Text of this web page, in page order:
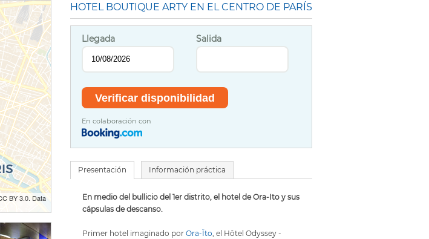
BY 3.0. Data
HOTEL BOUTIQUE ARTY EN EL CENTRO DE PARÍS
Llegada Salida
En colaboración con
Presentación Información práctica
En medio del bullicio del 1er distrito, el hotel de Ora-Ito y sus
cápsulas de descanso.
Primer hotel imaginado por Ora-Ïto, el Hôtel Odyssey -